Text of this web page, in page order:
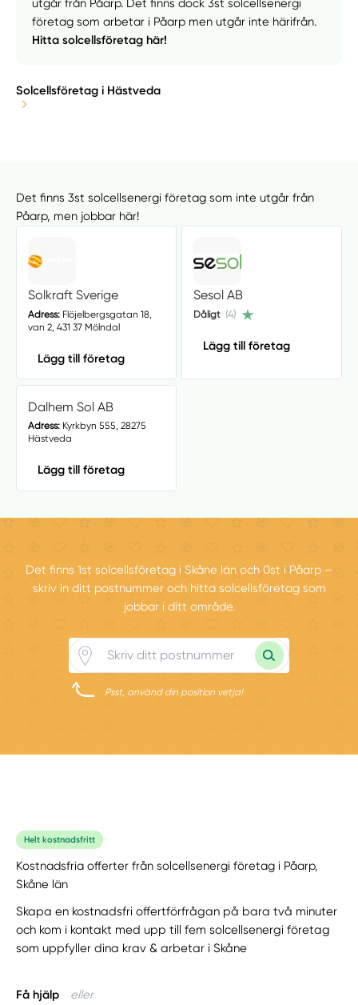
utgår från Påarp. Det finns dock 3st solcellsenergi
företag som arbetar i Påarp men utgår inte härifrån.
Hitta solcellsföretag här!
Solcellsföretag i Hästveda
Det finns 3st solcellsenergi företag som inte utgår från
Påarp, men jobbar här!
Solkraft Sverige
Adress:Flöjelbergsgatan 18,
van 2, 431 37 Mölndal
Lägg till företag
Sesol AB
Dåligt (4)
Lägg till företag
Dalhem Sol AB
Adress:Kyrkbyn 555, 28275
Hästveda
Lägg till företag
Det finns 1st solcellsföretag i Skåne län och 0st i Påarp –
skriv in ditt postnummer och hitta solcellsföretag som
jobbar i ditt område.
Psst, använd din position vetja!
Helt kostnadsfritt
Kostnadsfria offerter från solcellsenergi företag i Påarp,
Skåne län
Skapa en kostnadsfri offertförfrågan på bara två minuter
och kom i kontakt med upp till fem solcellsenergi företag
som uppfyller dina krav & arbetar i Skåne
Få hjälp eller